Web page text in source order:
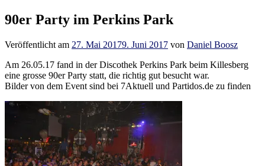
90er Party im Perkins Park
Veröffentlicht am 27. Mai 20179. Juni 2017 von Daniel Boosz
Am 26.05.17 fand in der Discothek Perkins Park beim Killesberg
eine grosse 90er Party statt, die richtig gut besucht war.
Bilder von dem Event sind bei 7Aktuell und Partidos.de zu finden